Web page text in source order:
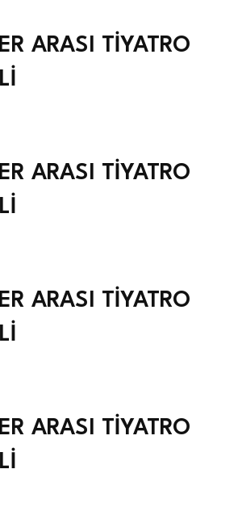
ARASI TİYATRO
ARASI TİYATRO
ARASI TİYATRO
ARASI TİYATRO